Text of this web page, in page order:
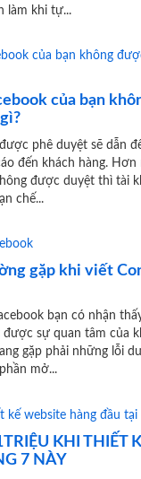
làm khi tự...
của bạn
phê duyệt sẽ dẫn
đến khách hàng. Hơn
được duyệt thì tài
chế...
gặp khi viết
bạn có nhận
sự quan tâm của
gặp phải những lỗi
mở...
KHI THIẾT
7 NÀY